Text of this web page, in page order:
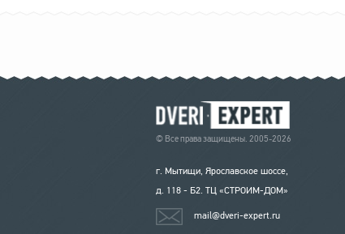
© Все права защищены. 2005-2026
г. Мытищи, Ярославское шоссе,
д. 118 - Б2. ТЦ «СТРОИМ-ДОМ»
mail@dveri-expert.ru